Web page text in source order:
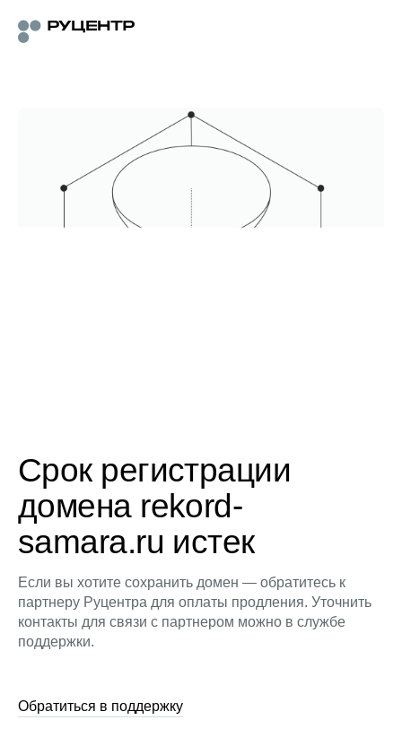
Срок регистрации
домена rekord-
samara.ru истек
Если вы хотите сохранить домен — обратитесь к
партнеру Руцентра для оплаты продления. Уточнить
контакты для связи с партнером можно в службе
поддержки.
Обратиться в поддержку